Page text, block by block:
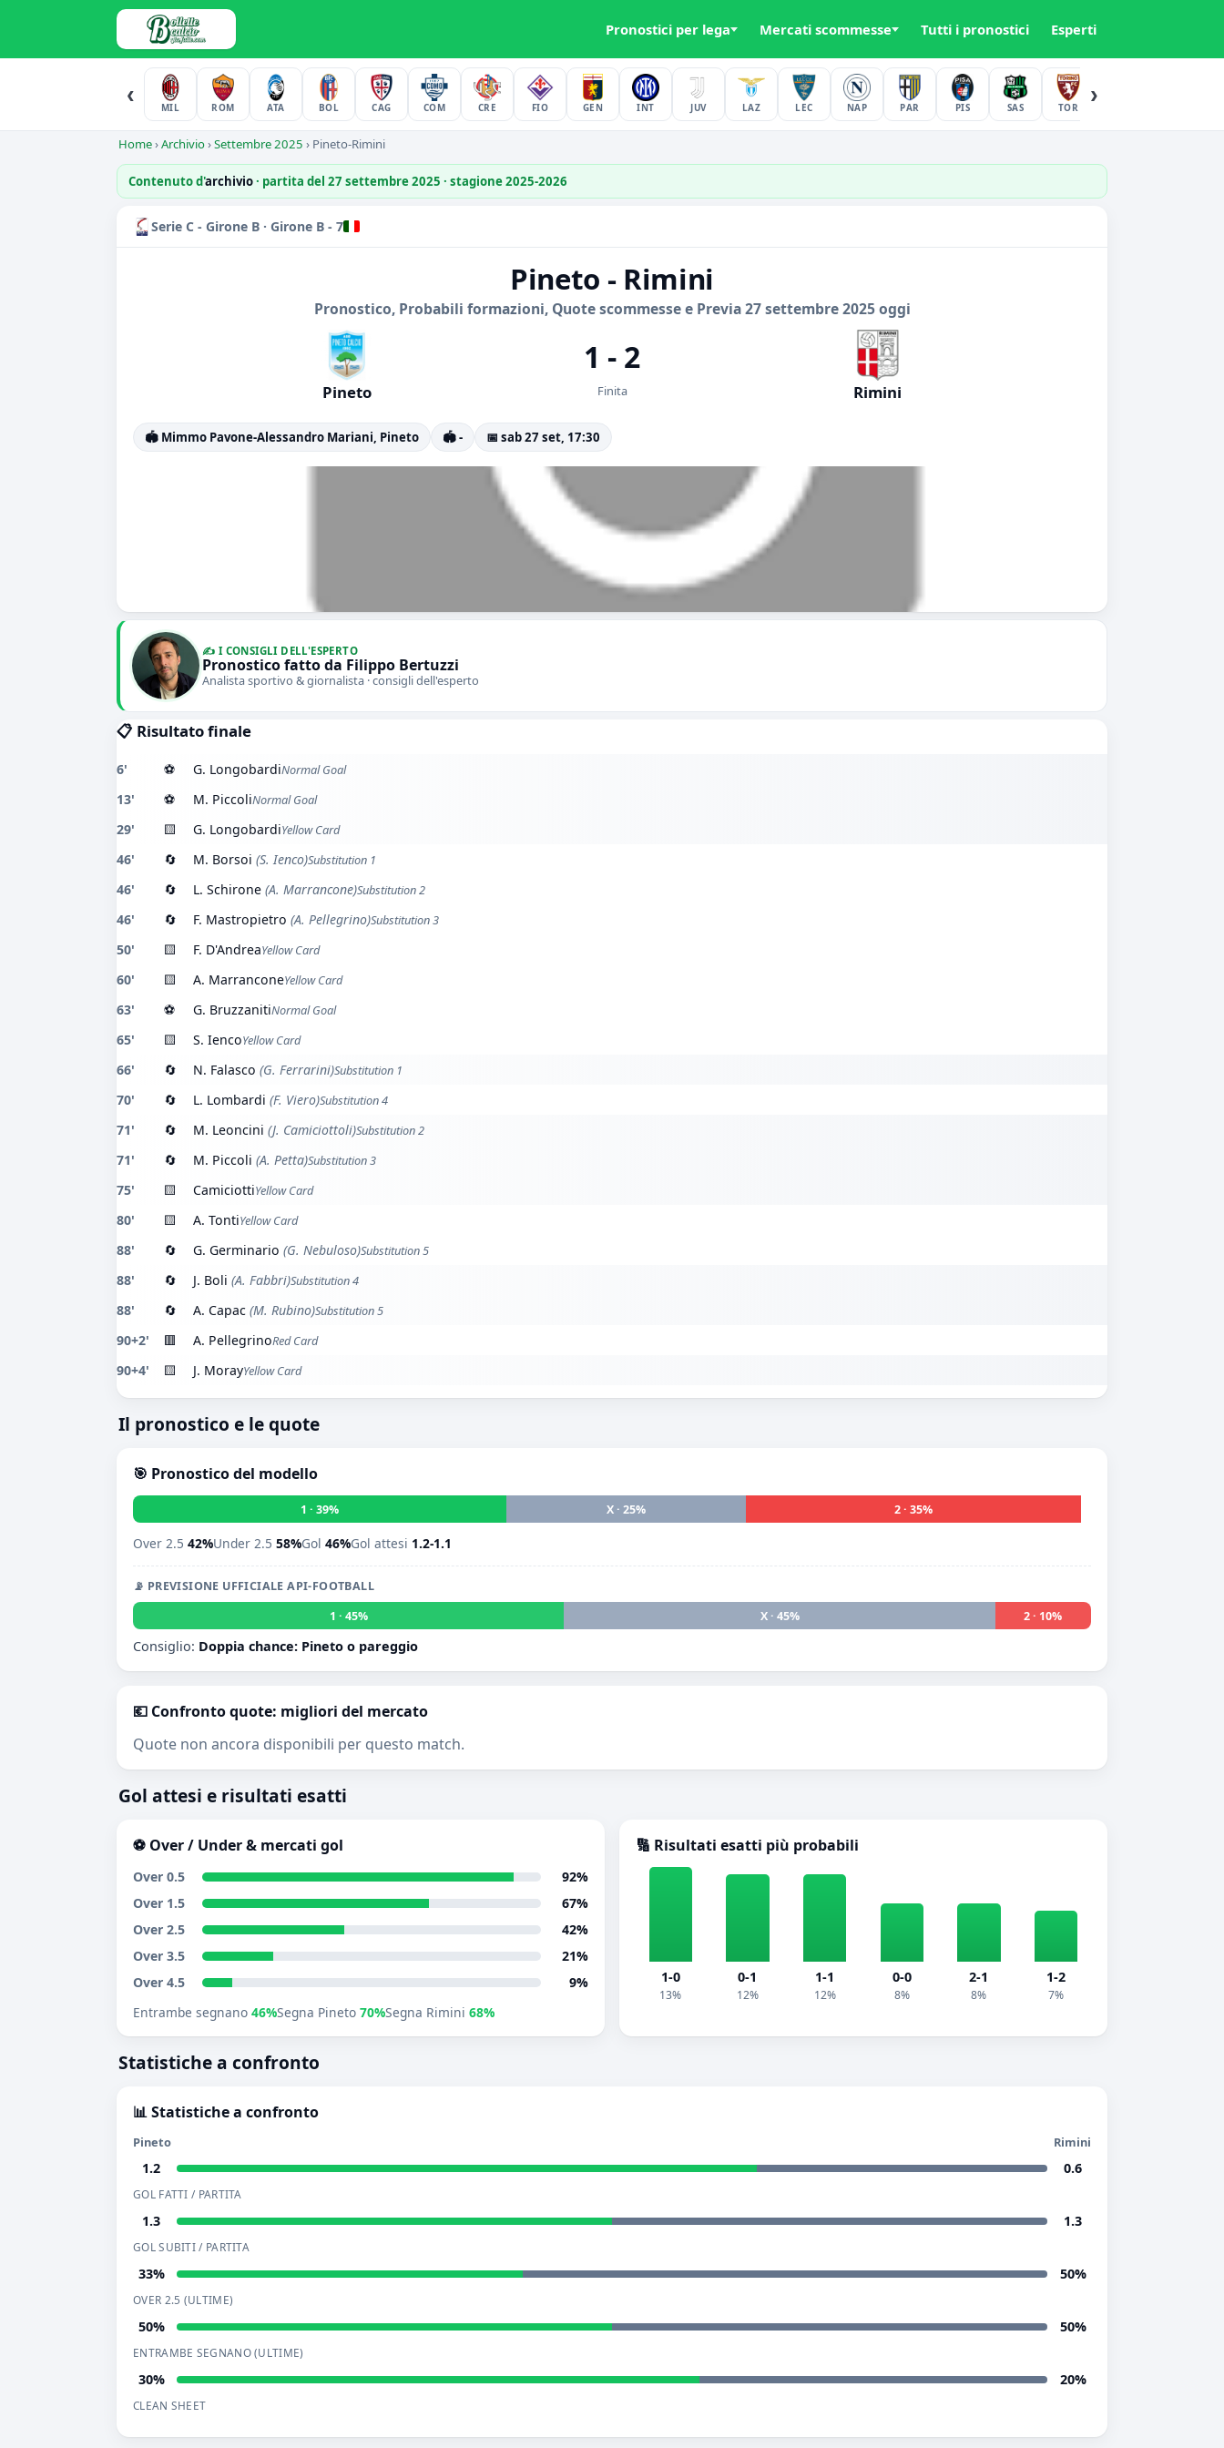
Pronostici per lega Mercati scommesse Tutti i pronostici Esperti
‹
MIL ROM ATA BOL CAG COM CRE FIO GEN INT JUV LAZ LEC NAP PAR PIS SAS TOR
›
Home›Archivio›Settembre 2025 › Pineto-Rimini
Contenuto d'archivio· partita del 27 settembre 2025 · stagione 2025-2026
Serie C - Girone B · Girone B - 7
Pineto - Rimini
Pronostico, Probabili formazioni, Quote scommesse e Previa 27 settembre 2025 oggi
Pineto
1 - 2
Finita Rimini
🏟️ Mimmo Pavone-Alessandro Mariani, Pineto 🏟️ - 📅 sab 27 set, 17:30
✍️ I CONSIGLI DELL'ESPERTO
Pronostico fatto da Filippo Bertuzzi
Analista sportivo & giornalista · consigli dell'esperto
📋 Risultato finale
6' ⚽ G. LongobardiNormal Goal
13' ⚽ M. PiccoliNormal Goal
29' 🟨 G. LongobardiYellow Card
46' 🔄 M. Borsoi (S. Ienco)Substitution 1
46' 🔄 L. Schirone (A. Marrancone)Substitution 2
46' 🔄 F. Mastropietro (A. Pellegrino)Substitution 3
50' 🟨 F. D'AndreaYellow Card
60' 🟨 A. MarranconeYellow Card
63' ⚽ G. BruzzanitiNormal Goal
65' 🟨 S. IencoYellow Card
66' 🔄 N. Falasco (G. Ferrarini)Substitution 1
70' 🔄 L. Lombardi (F. Viero)Substitution 4
71' 🔄 M. Leoncini (J. Camiciottoli)Substitution 2
71' 🔄 M. Piccoli (A. Petta)Substitution 3
75' 🟨 CamiciottiYellow Card
80' 🟨 A. TontiYellow Card
88' 🔄 G. Germinario (G. Nebuloso)Substitution 5
88' 🔄 J. Boli (A. Fabbri)Substitution 4
88' 🔄 A. Capac (M. Rubino)Substitution 5
90+2' 🟥 A. PellegrinoRed Card
90+4' 🟨 J. MorayYellow Card
Il pronostico e le quote
🎯 Pronostico del modello
1 · 39% X · 25% 2 · 35%
Over 2.5 42%Under 2.5 58%Gol 46%Gol attesi 1.2-1.1
📡 PREVISIONE UFFICIALE API-FOOTBALL
1 · 45%
X · 45% 2 · 10%
Consiglio: Doppia chance: Pineto o pareggio
💶 Confronto quote: migliori del mercato
Quote non ancora disponibili per questo match.
Gol attesi e risultati esatti
⚽ Over / Under & mercati gol
Over 0.5
92%
Over 1.5
67%
Over 2.5
42%
Over 3.5
21%
Over 4.5
9%
Entrambe segnano 46%Segna Pineto 70%Segna Rimini 68%
🔢 Risultati esatti più probabili
1-0
13%
0-1
12%
1-1
12%
0-0
8%
2-1
8%
1-2
7%
Statistiche a confronto
📊 Statistiche a confronto
Pineto Rimini
1.2 0.6
GOL FATTI / PARTITA
1.3 1.3
GOL SUBITI / PARTITA
33% 50%
OVER 2.5 (ULTIME)
50% 50%
ENTRAMBE SEGNANO (ULTIME)
30% 20%
CLEAN SHEET